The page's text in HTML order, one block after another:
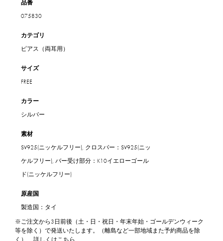
品番
075830
カテゴリ
ピアス（両耳用）
サイズ
FREE
カラー
シルバー
素材
SV925(ニッケルフリー), クロスバー：SV925(ニッ
ケルフリー), バー受け部分：K10イエローゴール
ド(ニッケルフリー)
原産国
製造国：タイ
※ご注文から3日前後（土・日・祝日・年末年始・ゴールデンウィーク
等を除く）で発送いたします。（離島など一部地域また予約商品を除
く）
詳しくはこちら